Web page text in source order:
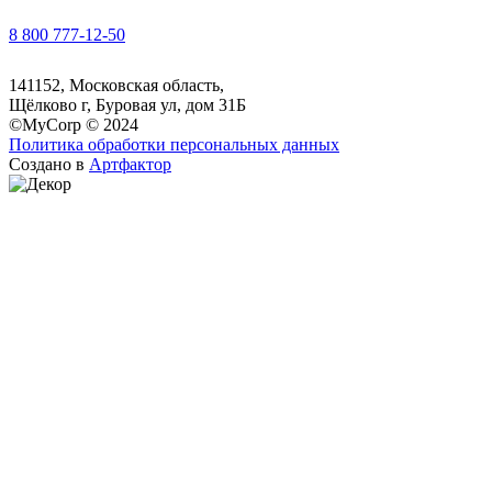
8 800 777-12-50
141152, Московская область,
Щёлково г, Буровая ул, дом 31Б
©MyCorp © 2024
Политика обработки персональных данных
Создано в Артфактор